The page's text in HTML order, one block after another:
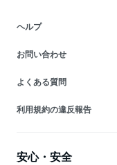
ヘルプ
お問い合わせ
よくある質問
利用規約の違反報告
安心・安全